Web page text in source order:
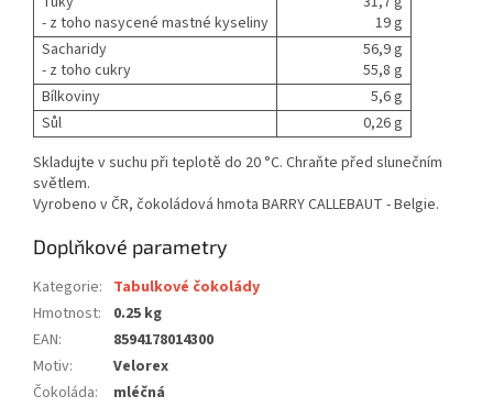
- z toho nasycené mastné kyseliny
19 g
Sacharidy
- z toho cukry
56,9 g
55,8 g
Bílkoviny
5,6 g
Sůl
0,26 g
Skladujte v suchu při teplotě do 20 °C. Chraňte před slunečním
světlem.
Vyrobeno v ČR, čokoládová hmota BARRY CALLEBAUT - Belgie.
Doplňkové parametry
Kategorie: Tabulkové čokolády
Hmotnost:
0.25 kg
EAN:
8594178014300
Motiv:
Velorex
Čokoláda:
mléčná